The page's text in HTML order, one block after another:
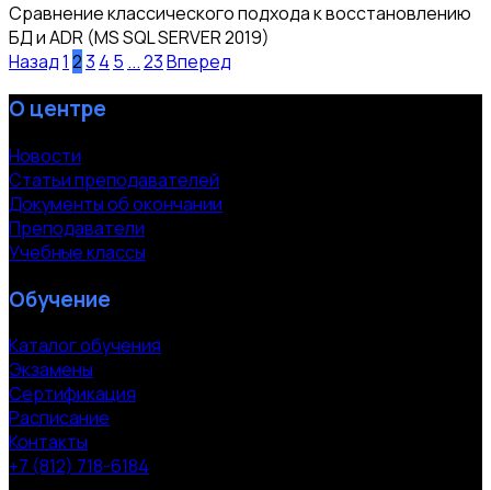
Сравнение классического подхода к восстановлению
БД и ADR (MS SQL SERVER 2019)
Назад1 23 4 5 ...23Вперед
О центре
Новости
Статьи преподавателей
Документы об окончании
Преподаватели
Учебные классы
Обучение
Каталог обучения
Экзамены
Сертификация
Расписание
Контакты
+7 (812) 718-6184